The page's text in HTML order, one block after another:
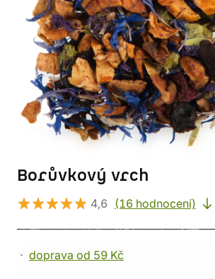
Borůvkový vrch
4,6 (16 hodnocení)
doprava od 59 Kč